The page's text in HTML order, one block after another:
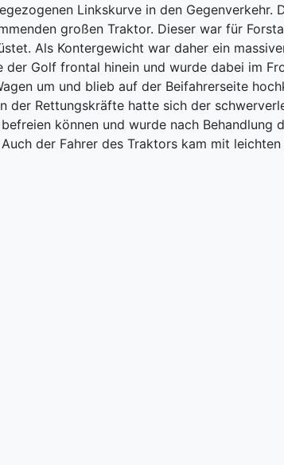
Linkskurve in den
großen Traktor. Dieser war für
Als Kontergewicht war daher ein
der Golf frontal hinein und wurde dabei im
um und blieb auf der Beifahrerseite
der Rettungskräfte hatte sich der
können und wurde nach Behandlung
der Fahrer des Traktors kam mit leichten